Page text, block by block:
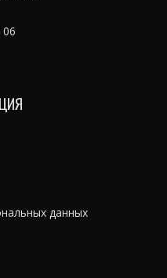
06
данных